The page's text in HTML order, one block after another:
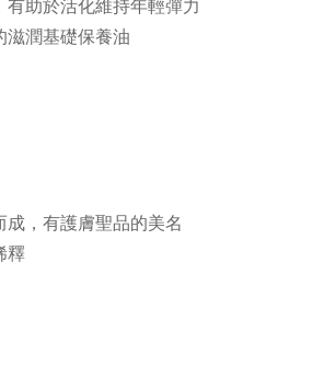
助於活化維持年輕彈力
滋潤基礎保養油
，有護膚聖品的美名
釋